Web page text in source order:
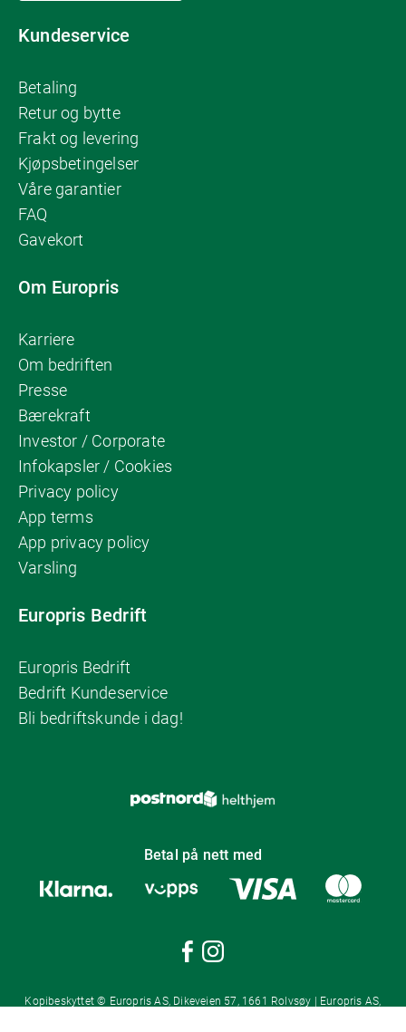
Kundeservice
Betaling
Retur og bytte
Frakt og levering
Kjøpsbetingelser
Våre garantier
FAQ
Gavekort
Om Europris
Karriere
Om bedriften
Presse
Bærekraft
Investor / Corporate
Infokapsler / Cookies
Privacy policy
App terms
App privacy policy
Varsling
Europris Bedrift
Europris Bedrift
Bedrift Kundeservice
Bli bedriftskunde i dag!
Betal på nett med
Kopibeskyttet © Europris AS, Dikeveien 57, 1661 Rolvsøy | Europris AS,